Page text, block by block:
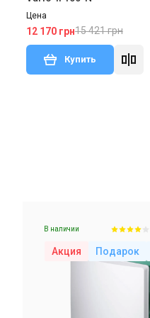
Цена
12 170 грн15 421 грн
Купить
Германия
Корпус для вентиляторов
В наличии
Акция Подарок